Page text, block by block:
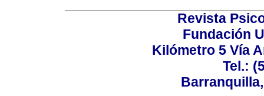
Revista
Fundación
Kilómetro 5 Vía
Tel.: